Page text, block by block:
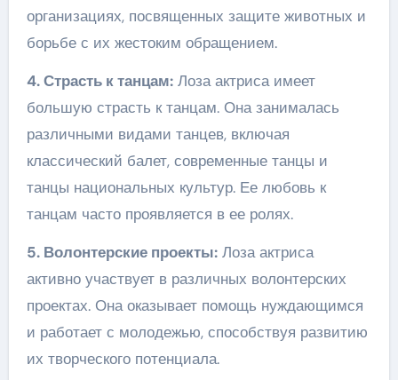
организациях, посвященных защите животных и
борьбе с их жестоким обращением.
4. Страсть к танцам:Лоза актриса имеет
большую страсть к танцам. Она занималась
различными видами танцев, включая
классический балет, современные танцы и
танцы национальных культур. Ее любовь к
танцам часто проявляется в ее ролях.
5. Волонтерские проекты:Лоза актриса
активно участвует в различных волонтерских
проектах. Она оказывает помощь нуждающимся
и работает с молодежью, способствуя развитию
их творческого потенциала.